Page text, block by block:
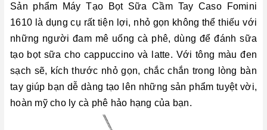
Sản phẩm Máy Tạo Bọt Sữa Cầm Tay Caso Fomini
1610 là dụng cụ rất tiện lợi, nhỏ gọn không thể thiếu với
những người đam mê uống cà phê, dùng để đánh sữa
tạo bọt sữa cho cappuccino và latte. Với tông màu đen
sạch sẽ, kích thước nhỏ gọn, chắc chắn trong lòng bàn
tay giúp bạn dễ dàng tạo lên những sản phẩm tuyệt vời,
hoàn mỹ cho ly cà phê hảo hạng của bạn.